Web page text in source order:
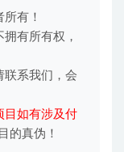
有！
有所有权，
联系我们，会
目如有涉及付
的真伪！